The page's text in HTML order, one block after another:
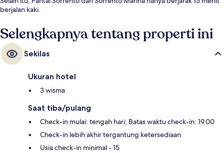
berjalan kaki.
Selengkapnya tentang properti ini
Sekilas
Ukuran hotel
3 wisma
Saat tiba/pulang
Check-in mulai: tengah hari; Batas waktu check-in: 19.00
Check-in lebih akhir tergantung ketersediaan
Usia check-in minimal - 15